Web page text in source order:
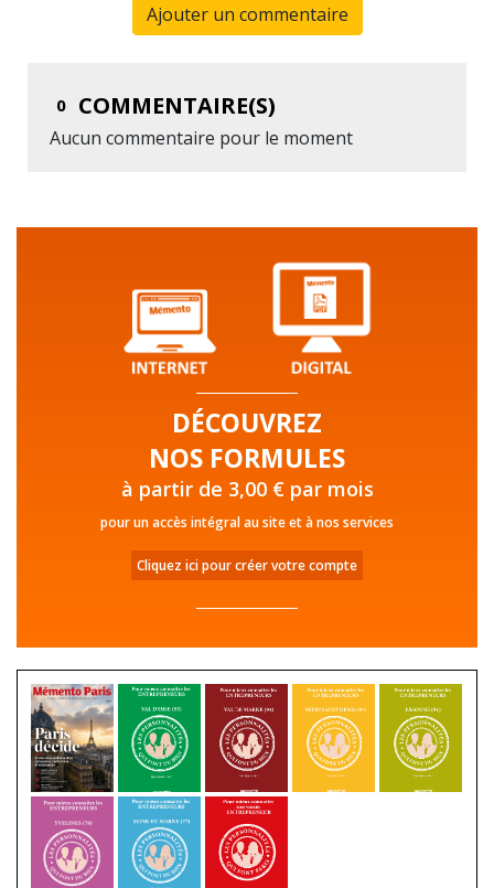
Ajouter un commentaire
0 COMMENTAIRE(S)
Aucun commentaire pour le moment
DÉCOUVREZ
NOS FORMULES
à partir de 3,00 € par mois
pour un accès intégral au site et à nos services
Cliquez ici pour créer votre compte